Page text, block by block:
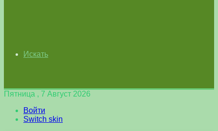
Искать
Пятница , 7 Август 2026
Войти
Switch skin